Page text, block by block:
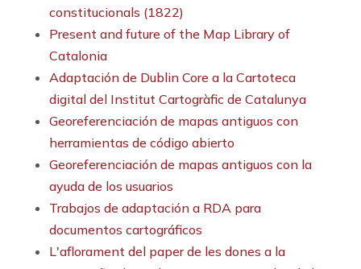
constitucionals (1822)
Present and future of the Map Library of
Catalonia
Adaptación de Dublin Core a la Cartoteca
digital del Institut Cartogràfic de Catalunya
Georeferenciación de mapas antiguos con
herramientas de código abierto
Georeferenciación de mapas antiguos con la
ayuda de los usuarios
Trabajos de adaptación a RDA para
documentos cartográficos
L'aflorament del paper de les dones a la